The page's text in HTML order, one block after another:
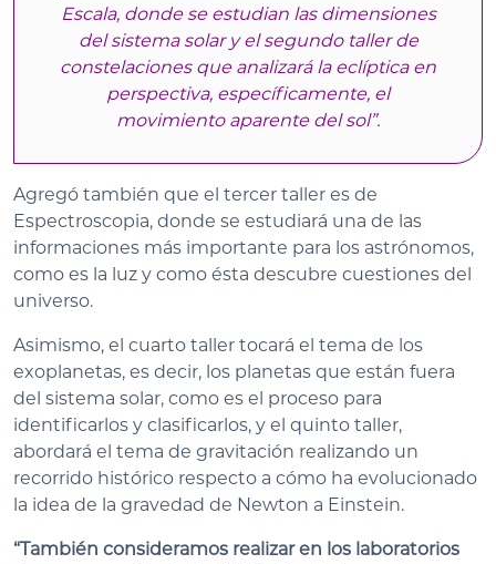
Escala, donde se estudian las dimensiones
del sistema solar y el segundo taller de
constelaciones que analizará la eclíptica en
perspectiva, específicamente, el
movimiento aparente del sol”.
Agregó también que el tercer taller es de
Espectroscopia, donde se estudiará una de las
informaciones más importante para los astrónomos,
como es la luz y como ésta descubre cuestiones del
universo.
Asimismo, el cuarto taller tocará el tema de los
exoplanetas, es decir, los planetas que están fuera
del sistema solar, como es el proceso para
identificarlos y clasificarlos, y el quinto taller,
abordará el tema de gravitación realizando un
recorrido histórico respecto a cómo ha evolucionado
la idea de la gravedad de Newton a Einstein.
“También consideramos realizar en los laboratorios